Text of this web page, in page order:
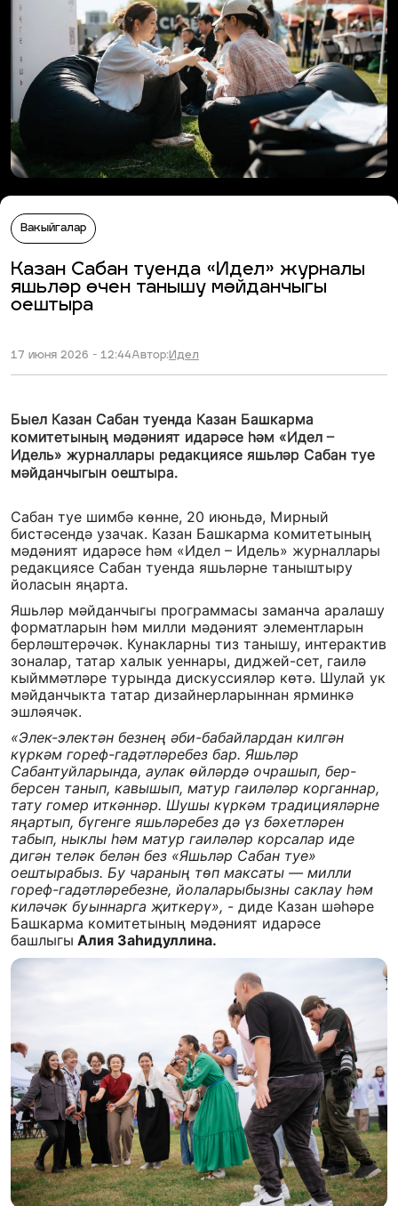
Вакыйгалар
Казан Сабан туенда «Идел» журналы
яшьләр өчен танышу мәйданчыгы
оештыра
17 июня 2026 - 12:44Автор:Идел
Быел Казан Сабан туенда Казан Башкарма
комитетының мәдәният идарәсе һәм «Идел –
Идель» журналлары редакциясе яшьләр Сабан туе
мәйданчыгын оештыра.
Сабан туе шимбә көнне, 20 июньдә, Мирный
бистәсендә узачак. Казан Башкарма комитетының
мәдәният идарәсе һәм «Идел – Идель» журналлары
редакциясе Сабан туенда яшьләрне таныштыру
йоласын яңарта.
Яшьләр мәйданчыгы программасы заманча аралашу
форматларын һәм милли мәдәният элементларын
берләштерәчәк. Кунакларны тиз танышу, интерактив
зоналар, татар халык уеннары, диджей-сет, гаилә
кыйммәтләре турында дискуссияләр көтә. Шулай ук
мәйданчыкта татар дизайнерларыннан ярминкә
эшләячәк.
«Элек-электән безнең әби-бабайлардан килгән
күркәм гореф-гадәтләребез бар. Яшьләр
Сабантуйларында, аулак өйләрдә очрашып, бер-
берсен танып, кавышып, матур гаиләләр корганнар,
тату гомер иткәннәр. Шушы күркәм традицияләрне
яңартып, бүгенге яшьләребез дә үз бәхетләрен
табып, ныклы һәм матур гаиләләр корсалар иде
дигән теләк белән без «Яшьләр Сабан туе»
оештырабыз. Бу чараның төп максаты — милли
гореф-гадәтләребезне, йолаларыбызны саклау һәм
киләчәк буыннарга җиткерү», - диде Казан шәһәре
Башкарма комитетының мәдәният идарәсе
башлыгы Алия Заһидуллина.